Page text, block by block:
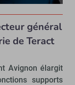
général
de Teract
Avignon élargit
supports